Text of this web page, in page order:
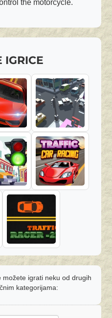
the motorcycle.
IGRICE
možete igrati neku od drugih
kategorijama: